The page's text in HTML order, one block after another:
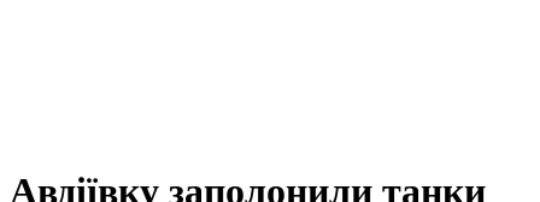
Авдіївку заполонили танки